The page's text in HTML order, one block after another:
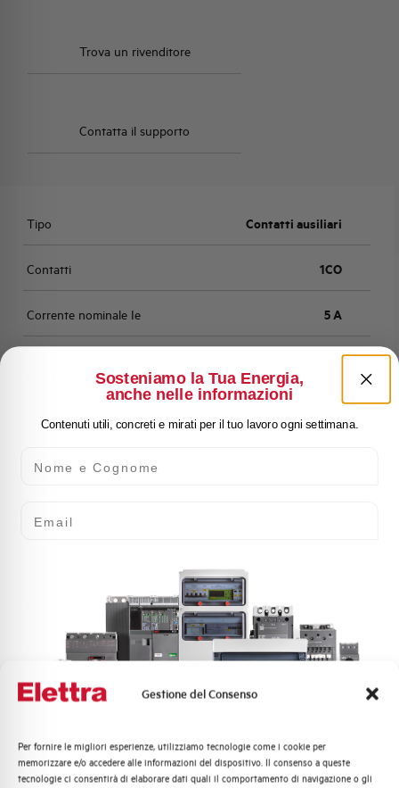
Gestione del Consenso
Per fornire le migliori esperienze, utilizziamo tecnologie come i cookie per
memorizzare e/o accedere alle informazioni del dispositivo. Il consenso a queste
tecnologie ci consentirà di elaborare dati quali il comportamento di navigazione o gli
Trova un rivenditore
Contatta il supporto
Tipo Contatti ausiliari
Contatti 1CO
Corrente nominale Ie 5 A
230 AC
Tensione di comando (V) --
Consumo
Numero moduli
Capacità dei terminali 2,5 mm²
Norma
Stato Acquistabile
Sosteniamo la Tua Energia,
anche nelle informazioni
Contenuti utili, concreti e mirati per il tuo lavoro ogni settimana.
Quali argomenti ti interessano di più?
Distribuzione di Energia